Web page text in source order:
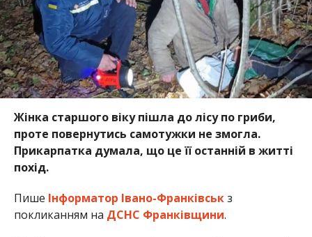
Жінка старшого віку пішла до лісу по гриби,
проте повернутись самотужки не змогла.
Прикарпатка думала, що це її останній в житті
похід.
Пише Інформатор Івано-Франківськз
покликанням на ДСНС Франківщини.